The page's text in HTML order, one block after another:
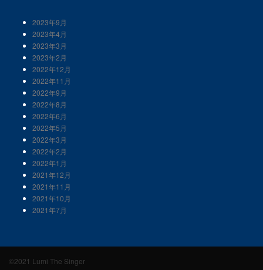
2023年9月
2023年4月
2023年3月
2023年2月
2022年12月
2022年11月
2022年9月
2022年8月
2022年6月
2022年5月
2022年3月
2022年2月
2022年1月
2021年12月
2021年11月
2021年10月
2021年7月
©2021 Lumi The Singer